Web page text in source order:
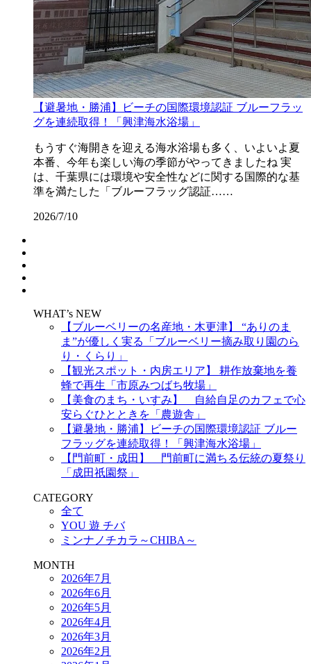
【避暑地・勝浦】ビーチの国際環境認証 ブルーフラッ
グを連続取得！「興津海水浴場」
もうすぐ海開きを迎える海水浴場も多く、いよいよ夏
本番、今年も楽しい海の季節がやってきましたね 実
は、千葉県には環境や安全性などに関する国際的な基
準を満たした「ブルーフラッグ認証……
2026/7/10
WHAT’s NEW
【ブルーベリーの名産地・木更津】 “ありのま
ま”が優しく実る「ブルーベリー摘み取り園のら
り・くらり」
【観光スポット・内房エリア】 耕作放棄地を養
蜂で再生「市原みつばち牧場」
【美食のまち・いすみ】 自給自足のカフェで心
安らぐひとときを「農遊舎」
【避暑地・勝浦】ビーチの国際環境認証 ブルー
フラッグを連続取得！「興津海水浴場」
【門前町・成田】 門前町に満ちる伝統の夏祭り
「成田祇園祭」
CATEGORY
全て
YOU 遊 チバ
ミンナノチカラ～CHIBA～
MONTH
2026年7月
2026年6月
2026年5月
2026年4月
2026年3月
2026年2月